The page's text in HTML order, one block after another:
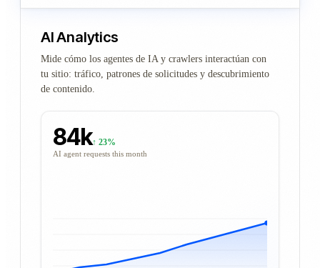
AI Analytics
Mide cómo los agentes de IA y crawlers interactúan con
tu sitio: tráfico, patrones de solicitudes y descubrimiento
de contenido.
84k↑ 23%
AI agent requests this month